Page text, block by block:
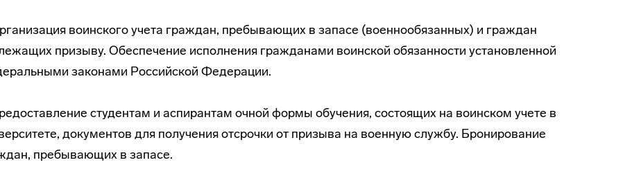
воинского учета граждан, пребывающих в запасе (военнообязанных) и граждан
призыву. Обеспечение исполнения гражданами воинской обязанности установленной
законами Российской Федерации.
студентам и аспирантам очной формы обучения, состоящих на воинском учете в
документов для получения отсрочки от призыва на военную службу. Бронирование
пребывающих в запасе.